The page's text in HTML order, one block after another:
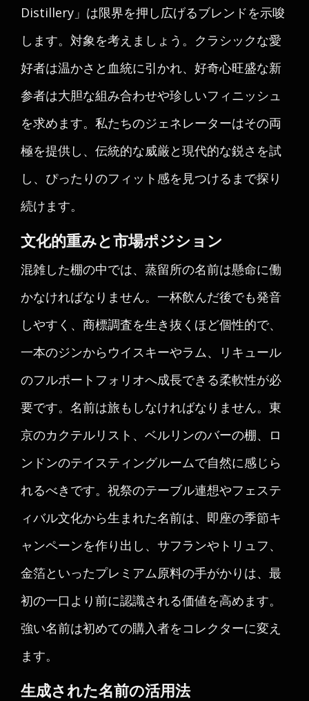
Distillery」は限界を押し広げるブレンドを示唆
します。対象を考えましょう。クラシックな愛
好者は温かさと血統に引かれ、好奇心旺盛な新
参者は大胆な組み合わせや珍しいフィニッシュ
を求めます。私たちのジェネレーターはその両
極を提供し、伝統的な威厳と現代的な鋭さを試
し、ぴったりのフィット感を見つけるまで探り
続けます。
文化的重みと市場ポジション
混雑した棚の中では、蒸留所の名前は懸命に働
かなければなりません。一杯飲んだ後でも発音
しやすく、商標調査を生き抜くほど個性的で、
一本のジンからウイスキーやラム、リキュール
のフルポートフォリオへ成長できる柔軟性が必
要です。名前は旅もしなければなりません。東
京のカクテルリスト、ベルリンのバーの棚、ロ
ンドンのテイスティングルームで自然に感じら
れるべきです。祝祭のテーブル連想やフェステ
ィバル文化から生まれた名前は、即座の季節キ
ャンペーンを作り出し、サフランやトリュフ、
金箔といったプレミアム原料の手がかりは、最
初の一口より前に認識される価値を高めます。
強い名前は初めての購入者をコレクターに変え
ます。
生成された名前の活用法